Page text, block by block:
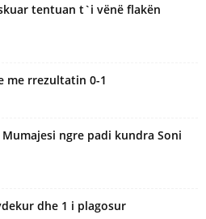
tentuan t`i vënë flakën
me rrezultatin 0-1
ngre padi kundra Soni
dhe 1 i plagosur